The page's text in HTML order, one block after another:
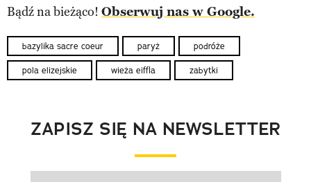
Bądź na bieżąco! Obserwuj nas w Google.
bazylika sacre coeur paryż podróże
pola elizejskie wieża eiffla zabytki
ZAPISZ SIĘ NA NEWSLETTER